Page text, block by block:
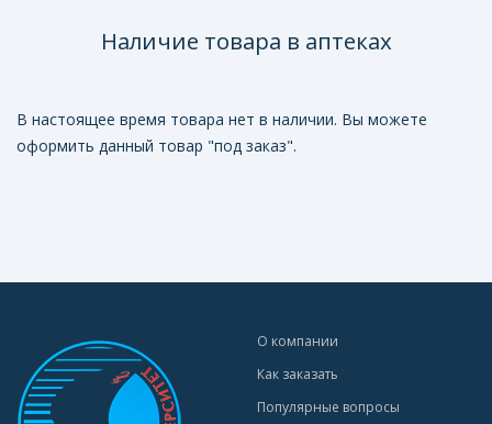
Наличие товара в аптеках
В настоящее время товара нет в наличии. Вы можете
оформить данный товар "под заказ".
О компании
Как заказать
Популярные вопросы